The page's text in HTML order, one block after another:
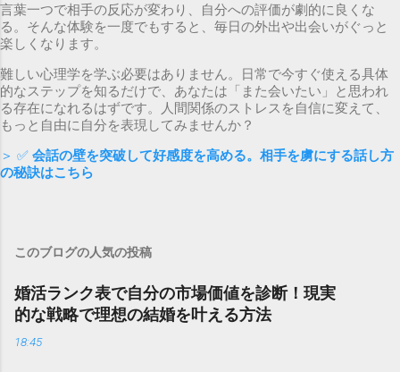
言葉一つで相手の反応が変わり、自分への評価が劇的に良くな
る。そんな体験を一度でもすると、毎日の外出や出会いがぐっと
楽しくなります。
難しい心理学を学ぶ必要はありません。日常で今すぐ使える具体
的なステップを知るだけで、あなたは「また会いたい」と思われ
る存在になれるはずです。人間関係のストレスを自信に変えて、
もっと自由に自分を表現してみませんか？
＞ ✅ 会話の壁を突破して好感度を高める。相手を虜にする話し方
の秘訣はこちら
このブログの人気の投稿
婚活ランク表で自分の市場価値を診断！現実
的な戦略で理想の結婚を叶える方法
18:45